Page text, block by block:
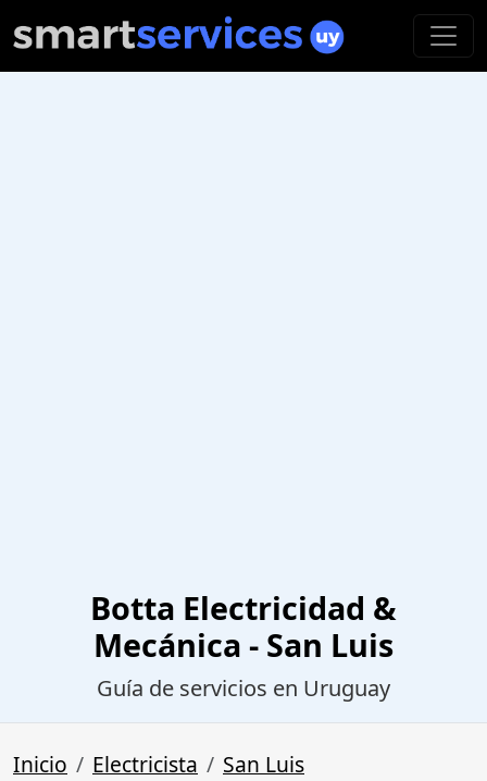
Botta Electricidad &
Mecánica - San Luis
Guía de servicios en Uruguay
Inicio Electricista San Luis